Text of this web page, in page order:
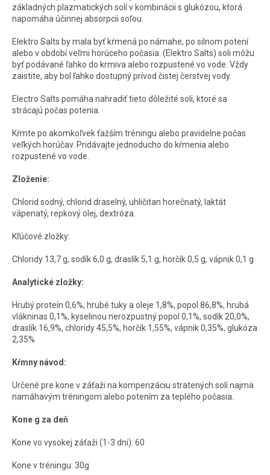
základných plazmatických solí v kombinácii s glukózou, ktorá
napomáha účinnej absorpcii soľou.
Elektro Salts by mala byť kŕmená po námahe, po silnom potení
alebo v období veľmi horúceho počasia. (Elektro Salts) soli môžu
byť podávané ľahko do krmiva alebo rozpustené vo vode. Vždy
zaistite, aby bol ľahko dostupný prívod čistej čerstvej vody.
Electro Salts pomáha nahradiť tieto dôležité soli, ktoré sa
strácajú počas potenia.
Kŕmte po akomkoľvek ťažším tréningu alebo pravidelne počas
veľkých horúčav. Pridávajte jednoducho do kŕmenia alebo
rozpustené vo vode.
Zloženie:
Chlorid sodný, chlorid draselný, uhličitan horečnatý, laktát
vápenatý, repkový olej, dextróza.
Kľúčové zložky:
Chloridy 13,7 g, sodík 6,0 g, draslík 5,1 g, horčík 0,5 g, vápnik 0,1 g
Analytické zložky:
Hrubý proteín 0,6%, hrubé tuky a oleje 1,8%, popol 86,8%, hrubá
vlákninas 0,1%, kyselinou nerozpustný popol 0,1%, sodík 20,0%,
draslík 16,9%, chloridy 45,5%, horčík 1,55%, vápnik 0,35%, glukóza
2,35%
Kŕmny návod:
Určené pre kone v záťaži na kompenzáciu stratených solí najmä
namáhavým tréningom alebo potením za teplého počasia.
Kone g za deň
Kone vo vysokej záťaži (1-3 dni): 60
Kone v tréningu: 30g